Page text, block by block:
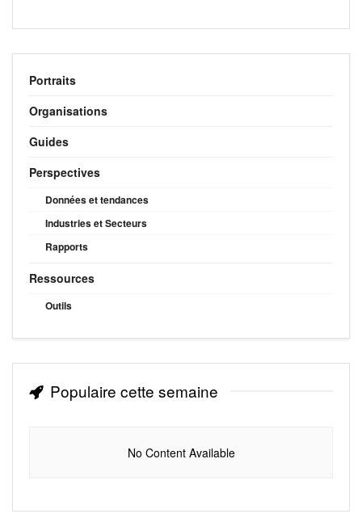
Portraits
Organisations
Guides
Perspectives
Données et tendances
Industries et Secteurs
Rapports
Ressources
Outils
Populaire cette semaine
No Content Available